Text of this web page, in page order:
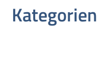
Kategorien